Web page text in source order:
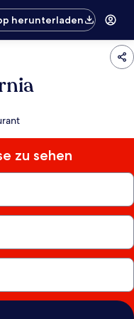
herunterladen
zu sehen